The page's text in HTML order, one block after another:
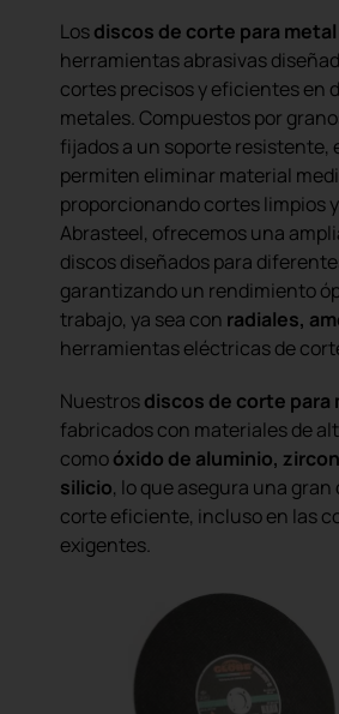
Losdiscos de corte para metal
herramientas abrasivas
cortes precisos y eficientes en
metales. Compuestos por
fijados a un soporte resistente,
permiten eliminar material
proporcionando cortes limpios
Abrasteel, ofrecemos una
discos diseñados para
garantizando un rendimiento
trabajo, ya sea con radiales,
herramientas eléctricas de
Nuestrosdiscos de corte para
fabricados con materiales de
comoóxido de aluminio,
silicio, lo que asegura una
corte eficiente, incluso en las
exigentes.